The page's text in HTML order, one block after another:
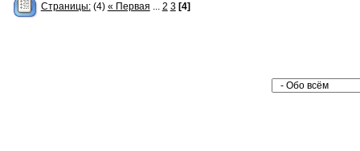
Страницы:(4) « Первая ... 2 3 [4]